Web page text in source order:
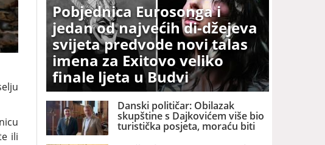
ili
Pobjednica Eurosonga i
jedan od najvećih di-džejeva
svijeta predvode novi talas
imena za Exitovo veliko
finale ljeta u Budvi
Danski političar: Obilazak
skupštine s Dajkovićem više bio
turistička posjeta, moraću biti
pažljiviji kome ću biti vodič